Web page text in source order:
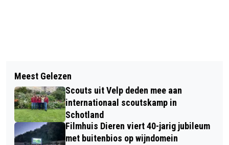
VOLUIT LEVEN MET MINDFULNESS
KAN UW LEVEN VERANDEREN
HUISDIER VAN DE WEEK: ONTMOET
MARGARET & ELIZABETH!
Meest Gelezen
Scouts uit Velp deden mee aan
internationaal scoutskamp in
Schotland
Filmhuis Dieren viert 40-jarig jubileum
met buitenbios op wijndomein